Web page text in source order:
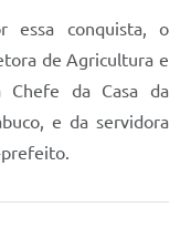
essa conquista, o
de Agricultura e
Chefe da Casa da
e da servidora
prefeito.